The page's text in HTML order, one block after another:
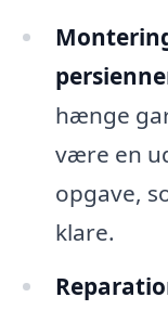
hænge
være en
opgave,
klare.